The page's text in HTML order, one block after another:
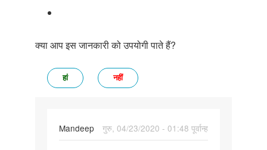
क्या आप इस जानकारी को उपयोगी पाते हैं?
हां नहीं
Mandeep
गुरु, 04/23/2020 - 01:48 पूर्वान्ह